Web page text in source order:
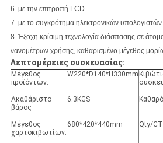
6. με την επιτροπή LCD.
7. με το συγκρότημα ηλεκτρονικών
8. Έξοχη κρίσιμη τεχνολογία διάσπασης σε
νανομέτρων χρήσης, καθαρισμένο μέγεθος
Λεπτομέρειες συσκευασίας:
Μέγεθος
προϊόντων:
W220*D140*H330mm
Ακαθάριστο
βάρος
6.3KGS
Μέγεθος
χαρτοκιβωτίων:
680*420*440mm Qty/